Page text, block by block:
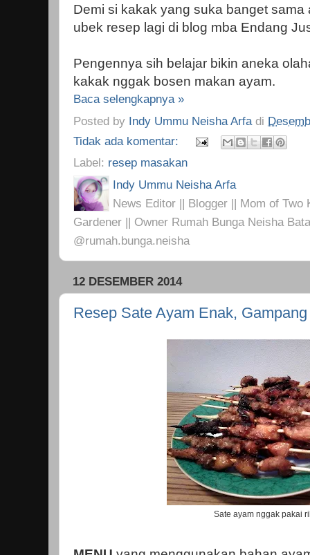
Demi si kakak yang suka banget
ubek resep lagi di blog mba Endang
Pengennya sih belajar bikin aneka
kakak nggak bosen makan ayam.
Baca selengkapnya »
Posted by Indy Ummu Neisha Arfa di
Tidak ada komentar:
Label: resep masakan
Indy Ummu Neisha Arfa
News Editor || Blogger || Mom of Two
Gardener || Owner Rumah Bunga Neisha
@rumah.bunga.neisha
12 DESEMBER 2014
Resep Sate Ayam Enak,
Sate ayam nggak pakai